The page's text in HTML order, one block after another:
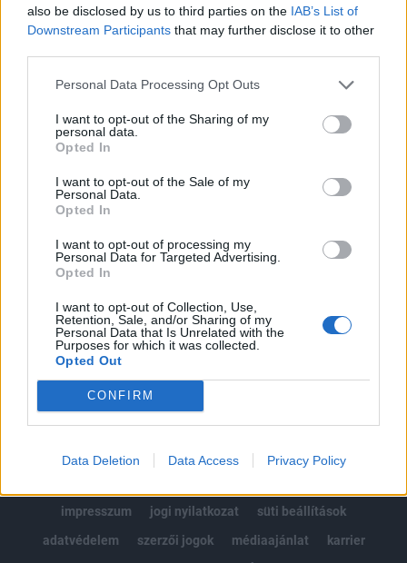
also be disclosed by us to third parties on the IAB’s List of
Downstream Participants that may further disclose it to other
Personal Data Processing Opt Outs
I want to opt-out of the Sharing of my
personal data.
Opted In
I want to opt-out of the Sale of my
Personal Data.
Opted In
I want to opt-out of processing my
Personal Data for Targeted Advertising.
Opted In
I want to opt-out of Collection, Use,
Retention, Sale, and/or Sharing of my
Personal Data that Is Unrelated with the
Purposes for which it was collected.
Opted Out
CONFIRM
Data Deletion Data Access Privacy Policy
A keresett cikk a portfolio.hu hírarchívumához
regisztrációhoz kötött.
Portfolio.hu teljes cikkarchívum
Kötéslisták: BÉT elmúlt 2 év napon belüli
MÁR ELŐFIZETŐNK VAGY?BEJELENTKEZÉS
impresszum
jogi nyilatkozat
süti beállítások
adatvédelem
szerzői jogok médiaajánlat
karrier